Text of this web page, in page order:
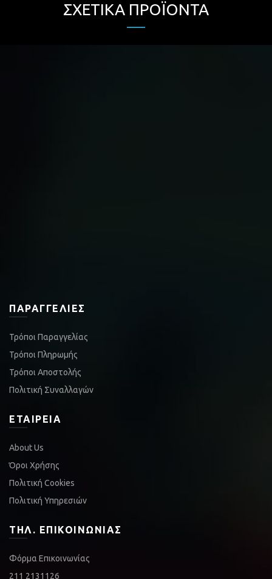
ΣΧΕΤΙΚΆ ΠΡΟΪΌΝΤΑ
ΠΑΡΑΓΓΕΛΊΕΣ
Τρόποι Παραγγελίας
Τρόποι Πληρωμής
Τρόποι Αποστολής
Πολιτική Συναλλαγών
ΕΤΑΙΡΕΊΑ
About Us
Όροι Χρήσης
Πολιτική Cookies
Πολιτική Υπηρεσιών
ΤΗΛ. ΕΠΙΚΟΙΝΩΝΊΑΣ
Φόρμα Επικοινωνίας
211 2131126